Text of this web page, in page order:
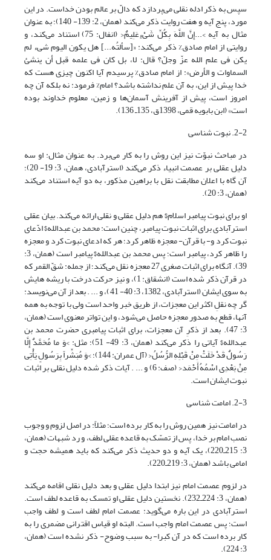
سپس به ذکر ادله نقلی می‌پردازد که دالّ بر عالم بودن خداست. در این
مورد، پنج آیه و هفت روایت ذکر می‌کند (همان، 2: 139- 140)؛ به عنوان
مثال به آیه >...إِنَّ اللَّهَ بِکُلِّ شَیْ‏ءٍعَلِیمٌ< (انفال: 75) استناد می‌کند، و
روایتی از امام صادق% ذکر می‌کند: «[سألتُه...] هل یکون الیوم شی‏ء لم
یکن فی علم الله عزّ وجلّ؟ قال: لا، بل کان فی علمه قبل أن ینشئ
السماوات و الأرض»: از امام صادق% پرسیدم آیا اکنون چیزی هست که
خدا پیش از این، به آن علم نداشته باشد؟ امام% فرمود: نه بلکه آن چه
امروز است، پیش از آفرینش آسمان‌ها و زمین، معلوم خداوند بوده
است» (ابن بابویه قمی، 1398ق، 135ـ 136).
2-2. نبوت شناسی
در مباحث نبوّت نیز این روش را به کار می‌برد. به عنوان مثال: او سه
دلیل عقلی بر عصمت انبیاء ذکر می‌کند (استرآبادی، همان، 3: 19- 20)؛
آن گاه با اعلان مطابقت نقل با براهین مذکور، به دو آیه استناد می‌کند
(همان، 3: 20).
او برای نبوت پیامبر اسلام$ هم دلیل عقلی و نقلی ارائه می‌کند. بیان عقلی
استرآبادی برای اثبات نبوت پیامبر، چنین است: محمد بن عبدالله$ ادّعای
نبوت کرد و- با قرآن- معجزه ظاهر کرد؛ هر که ادعای نبوت کرد و معجزه
را ظاهر کرد، پیامبر است؛ پس محمد بن عبدالله$ پیامبر است (همان، 3:
39). آنگاه برای اثبات صغری 27 معجزه نقل می‌کند؛ از جمله: شقّ القمر که
در قرآن ذکر شده است (انشقاق: 1)، و نیز حرکت درخت با ریشه هایش
به سوی ایشان (استرآبادی، 1382، 3: 40- 41)، و ... . بعد از آن می‌نویسد:
گر چه نقلِ اکثر این معجزات، از طریق خبر واحد است ولی با توجه به همه
آنها، قطع به صدور معجزه حاصل می‌شود، و این تواتر معنوی است (همان،
3: 47). بعد از ذکرِ آن معجزات، برای اثبات پیامبری حضرت محمد بن
عبدالله$ آیاتی را ذکر می‌کند (همان، 3: 49- 51)؛ مثل: >وَ ما مُحَمَّدٌ إِلَّا
رَسُولٌ قَدْ خَلَتْ مِنْ قَبْلِهِ الرُّسُلُ< (آل عمران: 144)؛ >وَ مُبَشِّراً بِرَسُولٍ یَأْتِی
مِنْ بَعْدِی اسْمُهُ أَحْمَد< (صف: 6) و ... . آیات ذکر شده دلیل نقلی بر اثبات
نبوت ایشان است.
2-3. امامت شناسی
در امامت نیز همین روش را به کار برده است؛ مثلاً: در اصل لزوم و وجوب
نصب امام بر خدا، پس از تمسّک به قاعده عقلی لطف، و رد شبهات (همان،
3: 215ـ220)، یک آیه و دو حدیث ذکر می‌کند که باید همیشه حجت و
امامی باشد (همان، 3: 219ـ220).
در لزوم عصمت امام نیز ابتدا دلیل عقلی و بعد دلیل نقلی اقامه می‌کند
(همان، 3: 224ـ232). نخستین دلیل عقلی او تمسک به قاعده لطف است.
استرآبادی در این باره می‌گوید: عصمت امام لطف است و لطف واجب
است؛ پس عصمت امام واجب است. البته او قیاس اقترانی مضمری را به
کار برده است که در آن کبرا- به سبب وضوح- ذکر نشده است (همان،
3: 224).